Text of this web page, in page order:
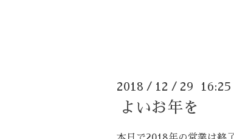
2018 / 12 / 29 16:25
よいお年を